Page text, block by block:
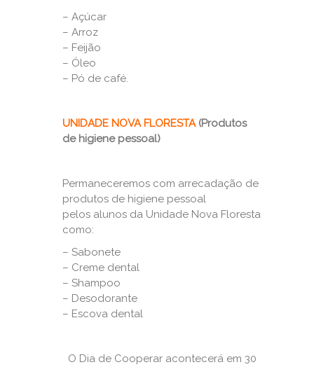
– Açúcar
– Arroz
– Feijão
– Óleo
– Pó de café.
UNIDADE NOVA FLORESTA(Produtos
de higiene pessoal)
Permaneceremos com arrecadação de
produtos de higiene pessoal
pelos alunos da Unidade Nova Floresta
como:
– Sabonete
– Creme dental
– Shampoo
– Desodorante
– Escova dental
O Dia de Cooperar acontecerá em 30